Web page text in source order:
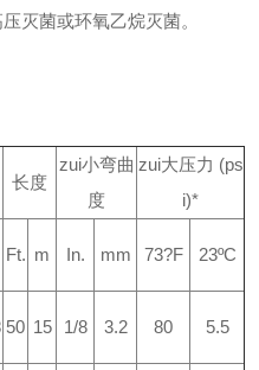
灭菌或环氧乙烷灭菌。
长度
zui小弯曲
度
zui大压力 (ps
i)*
Ft. m In. mm 73?F 23ºC
50 15 1/8 3.2 80 5.5